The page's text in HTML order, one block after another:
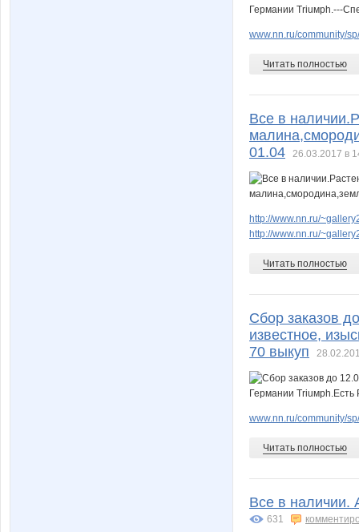
www.nn.ru/community/
Читать полностью
Все в
01.04
26.03.2017 в
http://www.nn.ru/
http://www.nn.ru/
Читать полностью
Сбор заказов
известное,
70 выкуп
www.nn.ru/community/
Читать полностью
Все в наличии.
631